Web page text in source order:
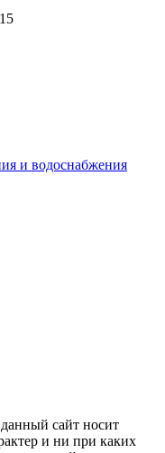
и водоснабжения
сайт носит
и ни при каких